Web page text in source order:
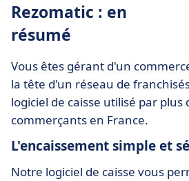
Rezomatic : en
résumé
Vous êtes gérant d'un
la tête d'un réseau de
logiciel de caisse utilisé par plus
commerçants en France.
L'encaissement simple et
Notre logiciel de caisse vous